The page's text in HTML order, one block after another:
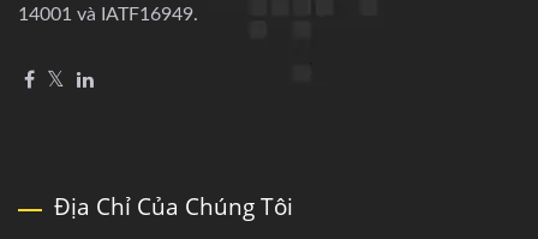
14001 và IATF16949.
Địa Chỉ Của Chúng Tôi